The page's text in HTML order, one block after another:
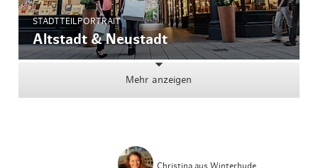
STADTTEILPORTRAIT
Altstadt & Neustadt
Mehr anzeigen
Christina aus Winterhude